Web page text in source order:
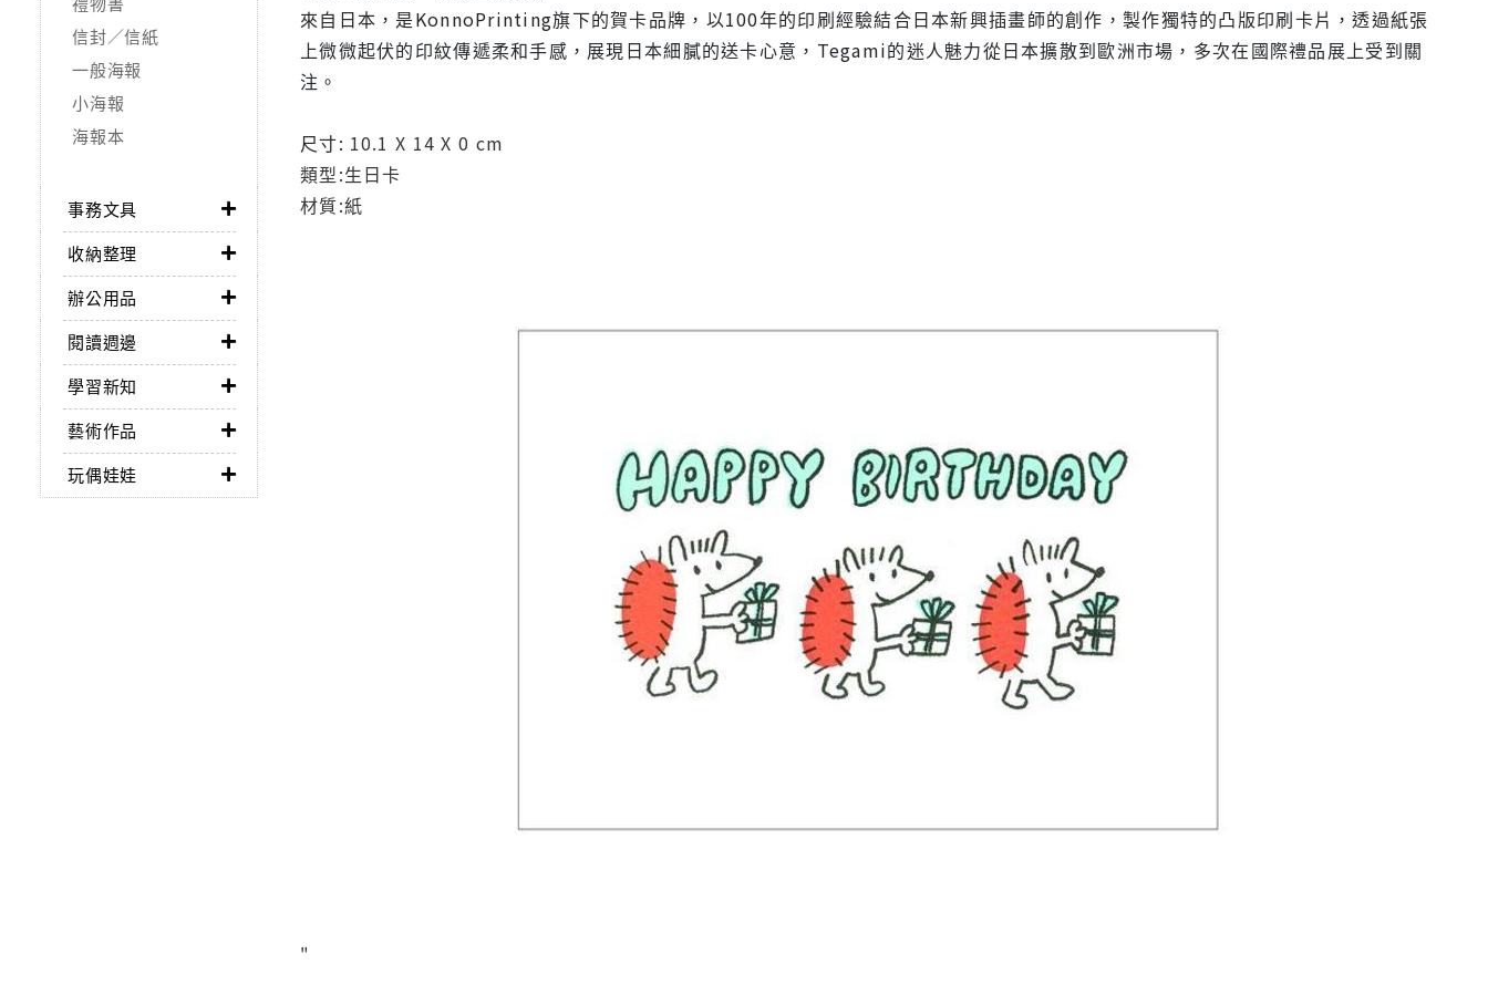
信封／信紙
一般海報
小海報
海報本
事務文具
收納整理
辦公用品
閱讀週邊
學習新知
藝術作品
玩偶娃娃
來自日本，是KonnoPrinting旗下的賀卡品牌，以100年的印刷經驗結合日本新興插畫師的創作，製作獨特的凸版印刷卡片，透過紙張
上微微起伏的印紋傳遞柔和手感，展現日本細膩的送卡心意，Tegami的迷人魅力從日本擴散到歐洲市場，多次在國際禮品展上受到關
注。
尺寸: 10.1 X 14 X 0 cm
類型:生日卡
材質:紙
"